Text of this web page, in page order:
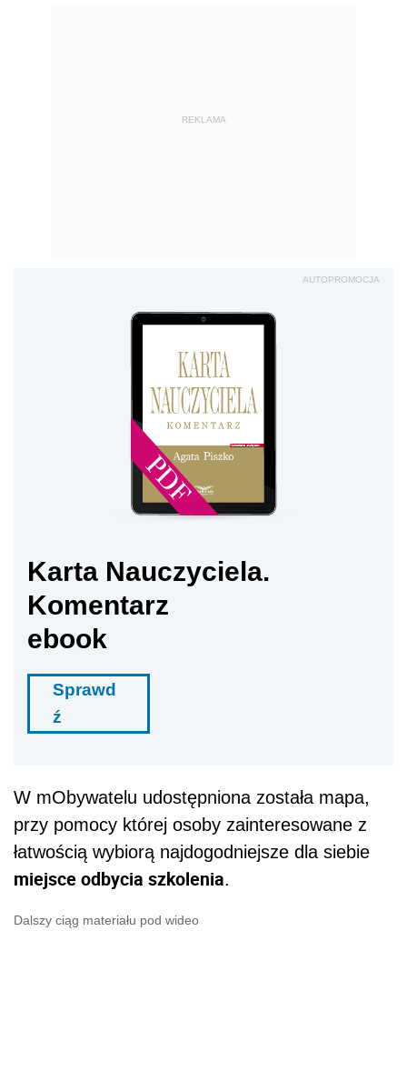
REKLAMA
AUTOPROMOCJA
Karta Nauczyciela.
Komentarz
ebook
Sprawd
ź
W mObywatelu udostępniona została mapa,
przy pomocy której osoby zainteresowane z
łatwością wybiorą najdogodniejsze dla siebie
miejsce odbycia szkolenia.
Dalszy ciąg materiału pod wideo